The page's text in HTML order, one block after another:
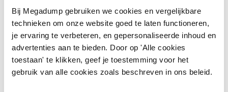
Bij Megadump gebruiken we cookies en vergelijkbare
technieken om onze website goed te laten functioneren,
je ervaring te verbeteren, en gepersonaliseerde inhoud en
advertenties aan te bieden. Door op 'Alle cookies
toestaan' te klikken, geef je toestemming voor het
gebruik van alle cookies zoals beschreven in ons beleid.
Reserverolhouder Inbouw
BWS Milan Geborsteld
156,81
129,60
Pedaalemmer Brauer
Gunmetal Edition 3L
39,90